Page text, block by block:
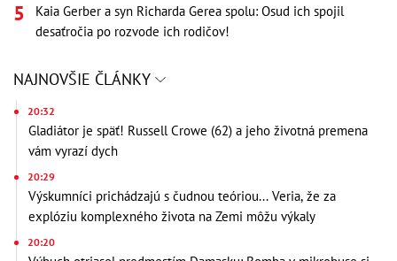
Kaia Gerber a syn Richarda Gerea spolu: Osud ich spojil
desaťročia po rozvode ich rodičov!
NAJNOVŠIE ČLÁNKY
20:32
Gladiátor je späť! Russell Crowe (62) a jeho životná premena
vám vyrazí dych
20:29
Výskumníci prichádzajú s čudnou teóriou... Veria, že za
explóziu komplexného života na Zemi môžu výkaly
20:20